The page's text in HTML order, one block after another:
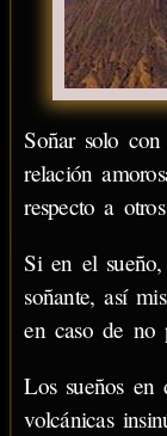
Soñar solo
relación
respecto a
Si en el
soñante, así
en caso de no
Los sueños en
volcánicas